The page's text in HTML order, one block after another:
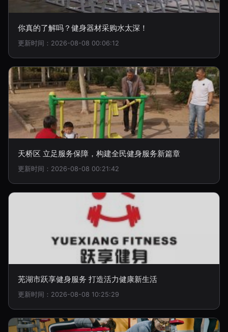
你真的了解吗？健身器材采购水太深！
更新时间：2026-08-08 00:06:12
天桥区 立足服务保障，构建全民健身服务新篇章
更新时间：2026-08-08 00:21:42
芜湖市跃享健身服务 打造活力健康新生活
更新时间：2026-08-08 10:25:29